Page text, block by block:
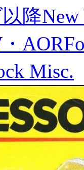
降New
AOR
Misc.